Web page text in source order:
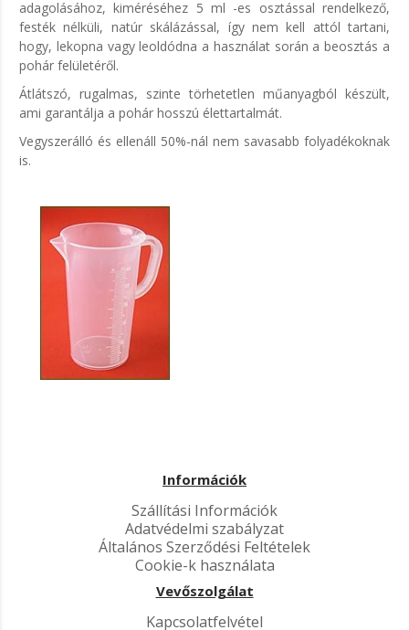
adagolásához, kiméréséhez 5 ml -es osztással rendelkező,
festék nélküli, natúr skálázással, így nem kell attól tartani,
hogy, lekopna vagy leoldódna a használat során a beosztás a
pohár felületéről.
Átlátszó, rugalmas, szinte törhetetlen műanyagból készült,
ami garantálja a pohár hosszú élettartalmát.
Vegyszerálló és ellenáll 50%-nál nem savasabb folyadékoknak
is.
Információk
Szállítási Információk
Adatvédelmi szabályzat
Általános Szerződési Feltételek
Cookie-k használata
Vevőszolgálat
Kapcsolatfelvétel